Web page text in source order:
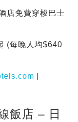
店免費穿梭巴士
(每晚人均$640
飯店 – 日